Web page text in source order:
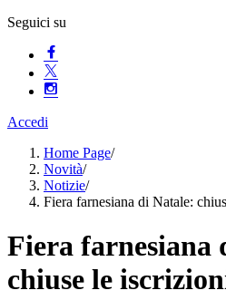
Seguici su
Accedi
Home Page/
Novità/
Notizie/
Fiera farnesiana di Natale:
Fiera farnesiana
chiuse le